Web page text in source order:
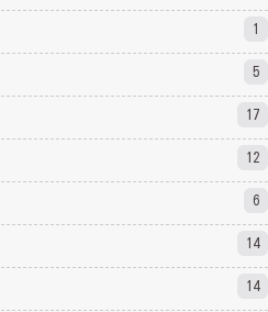
1
5
17
12
6
14
14